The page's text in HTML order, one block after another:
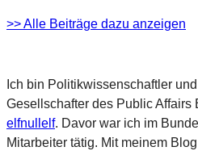
>> Alle Beiträge dazu anzeigen
Ich bin Politikwissenschaftler
Gesellschafter des Public Affairs
elfnullelf. Davor war ich im
Mitarbeiter tätig. Mit meinem